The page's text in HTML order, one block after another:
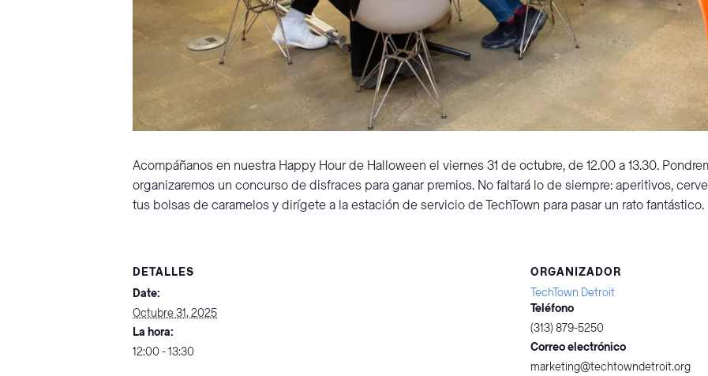
Acompáñanos en nuestra Happy Hour de Halloween el viernes 31 de octubre, de 12.00 a 13.30.
organizaremos un concurso de disfraces para ganar premios. No faltará lo de siempre: aperitivos,
tus bolsas de caramelos y dirígete a la estación de servicio de TechTown para pasar un rato fantástico.
DETALLES
Date:
Octubre 31, 2025
La hora:
12:00 - 13:30
ORGANIZADOR
TechTown Detroit
Teléfono
(313) 879-5250
Correo electrónico
marketing@techtowndetroit.org